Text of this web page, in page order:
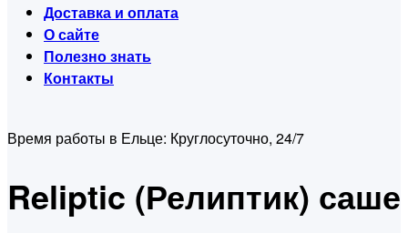
Доставка и оплата
О сайте
Полезно знать
Контакты
Время работы в Ельце: Круглосуточно, 24/7
Reliptic (Релиптик) саше